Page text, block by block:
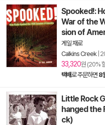
Spooked!:
War of the
sion of
게일 재로
Calkins Creek
33,320원 (20%
택배로 주문하면 8
Little Rock
hanged the
ck)